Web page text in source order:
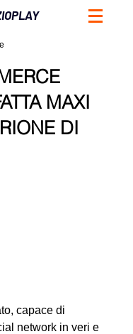
MAXI
DI
capace di
network in veri e